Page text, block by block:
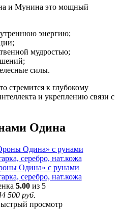
и Мунина это мощный
энергию;
мудростью;
силы.
стремится к глубокому
и укреплению связи с
Одина
Одина» с рунами
серебро, нат.кожа
5.00из 5
500 руб.
просмотр